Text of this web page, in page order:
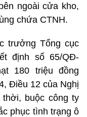
ngoài cửa kho,
chứa CTNH.
trưởng Tổng cục
định số 65/QĐ-
180 triệu đồng
Điều 12 của Nghị
thời, buộc công ty
phục tình trạng ô